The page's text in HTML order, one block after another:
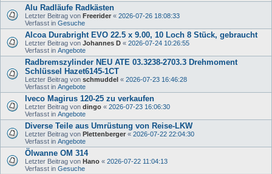
Alu Radläufe Radkästen
Letzter Beitrag von Freerider « 2026-07-26 18:08:33
Verfasst in Gesuche
Alcoa Durabright EVO 22.5 x 9.00, 10 Loch 8 Stück, gebraucht
Letzter Beitrag von Johannes D « 2026-07-24 10:26:55
Verfasst in Angebote
Radbremszylinder NEU ATE 03.3238-2703.3 Drehmoment
Schlüssel Hazet6145-1CT
Letzter Beitrag von schmuddel « 2026-07-23 16:46:28
Verfasst in Angebote
Iveco Magirus 120-25 zu verkaufen
Letzter Beitrag von dingo « 2026-07-23 16:06:30
Verfasst in Angebote
Diverse Teile aus Umrüstung von Reise-LKW
Letzter Beitrag von Plettenberger « 2026-07-22 22:04:30
Verfasst in Angebote
Ölwanne OM 314
Letzter Beitrag von Hano « 2026-07-22 11:04:13
Verfasst in Gesuche